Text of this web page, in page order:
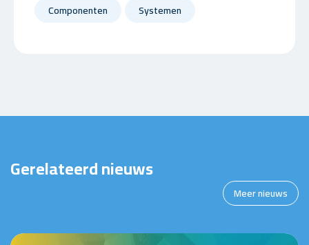
Componenten Systemen
Gerelateerd nieuws
Meer nieuws